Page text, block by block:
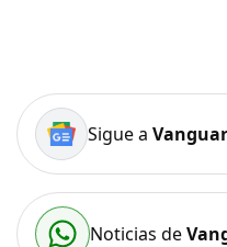
Sigue a
Noticias de